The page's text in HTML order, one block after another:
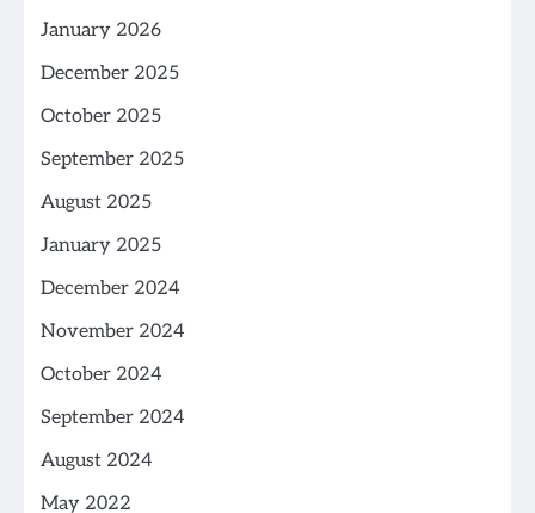
January 2026
December 2025
October 2025
September 2025
August 2025
January 2025
December 2024
November 2024
October 2024
September 2024
August 2024
May 2022